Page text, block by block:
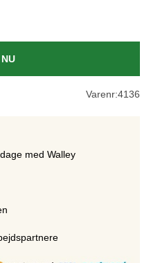
Varenr:4136
med Walley